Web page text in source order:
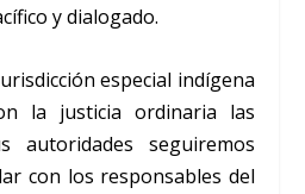
y dialogado.
especial indígena
la justicia ordinaria las
autoridades seguiremos
con los responsables del